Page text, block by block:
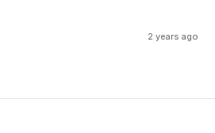
2 years ago